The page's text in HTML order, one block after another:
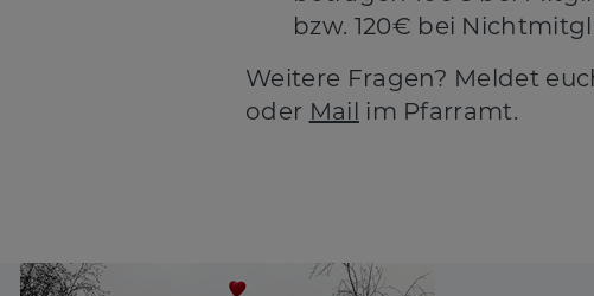
bzw. 120€ bei
Weitere Fragen? Meldet
oder Mail im Pfarramt.